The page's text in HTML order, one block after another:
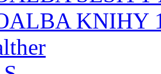
KNIHY